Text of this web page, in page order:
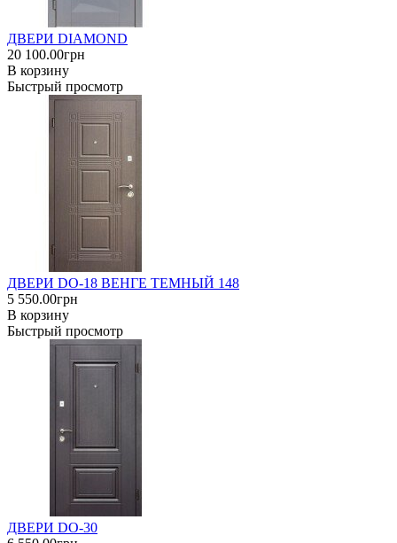
ДВЕРИ DIAMOND
20 100.00грн
В корзину
Быстрый просмотр
ДВЕРИ DO-18 ВЕНГЕ ТЕМНЫЙ 148
5 550.00грн
В корзину
Быстрый просмотр
ДВЕРИ DO-30